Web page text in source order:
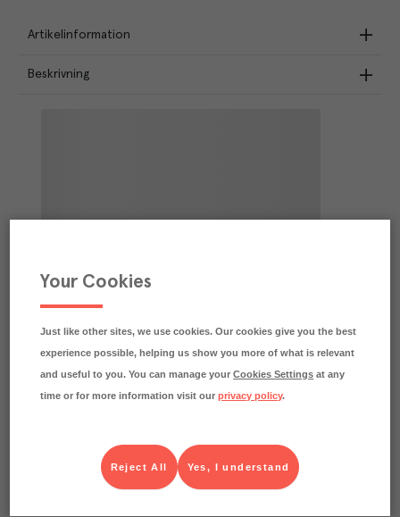
Artikelinformation
Beskrivning
Your Cookies
Just like other sites, we use cookies. Our cookies give you the best
experience possible, helping us show you more of what is relevant
and useful to you. You can manage yourCookies Settings at any
time or for more information visit ourprivacy policy.
Yes, I understand
Reject All